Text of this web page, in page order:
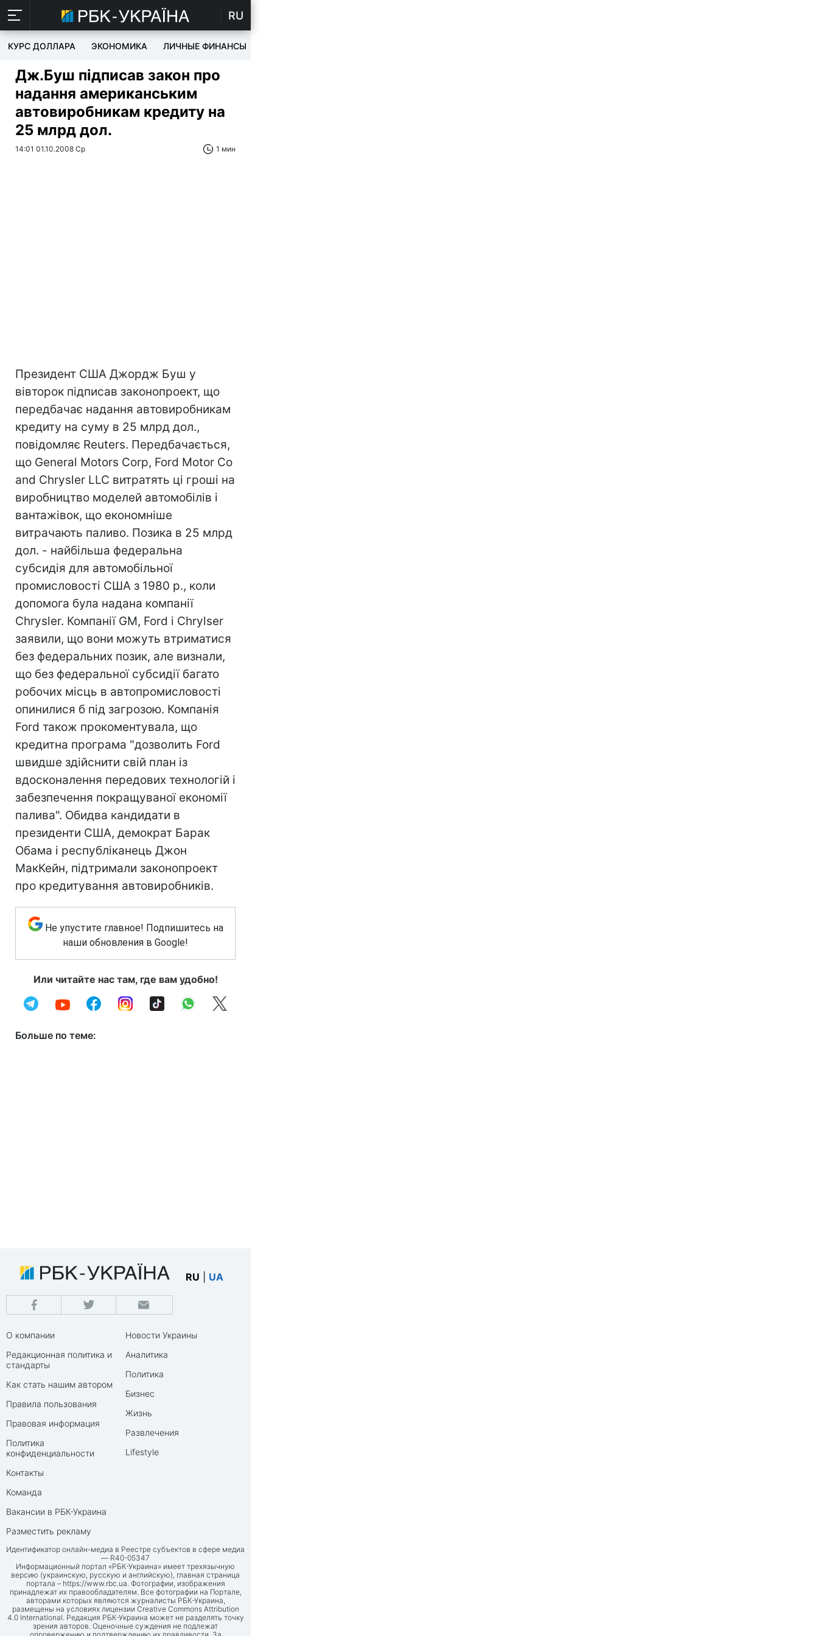
RU
КУРС ДОЛЛАРА ЭКОНОМИКА ЛИЧНЫЕ ФИНАНСЫ
Дж.Буш підписав закон про
надання американським
автовиробникам кредиту на
25 млрд дол.
14:01 01.10.2008 Ср 1 мин
Президент США Джордж Буш у
вівторок підписав законопроект, що
передбачає надання автовиробникам
кредиту на суму в 25 млрд дол.,
повідомляє Reuters. Передбачається,
що General Motors Corp, Ford Motor Co
and Chrysler LLC витратять ці гроші на
виробництво моделей автомобілів і
вантажівок, що економніше
витрачають паливо. Позика в 25 млрд
дол. - найбільша федеральна
субсидія для автомобільної
промисловості США з 1980 р., коли
допомога була надана компанії
Chrysler. Компанії GM, Ford і Chrylser
заявили, що вони можуть втриматися
без федеральних позик, але визнали,
що без федеральної субсидії багато
робочих місць в автопромисловості
опинилися б під загрозою. Компанія
Ford також прокоментувала, що
кредитна програма "дозволить Ford
швидше здійснити свій план із
вдосконалення передових технологій і
забезпечення покращуваної економії
палива". Обидва кандидати в
президенти США, демократ Барак
Обама і республіканець Джон
МакКейн, підтримали законопроект
про кредитування автовиробників.
Не упустите главное! Подпишитесь на
наши обновления в Google!
Или читайте нас там, где вам удобно!
Больше по теме:
RU UA
О компании
Редакционная политика и
стандарты
Как стать нашим автором
Правила пользования
Правовая информация
Политика
конфиденциальности
Контакты
Команда
Вакансии в РБК-Украина
Разместить рекламу
Новости Украины
Аналитика
Политика
Бизнес
Жизнь
Развлечения
Lifestyle
Идентификатор онлайн-медиа в Реестре субъектов в сфере медиа
— R40-05347
Информационный портал «РБК-Украина» имеет трехязычную
версию (украинскую, русскую и английскую), главная страница
портала – https://www.rbc.ua. Фотографии, изображения
принадлежат их правообладателям. Все фотографии на Портале,
авторами которых являются журналисты РБК-Украина,
размещены на условиях лицензии Creative Commons Attribution
4.0 International. Редакция РБК-Украина может не разделять точку
зрения авторов. Оценочные суждения не подлежат